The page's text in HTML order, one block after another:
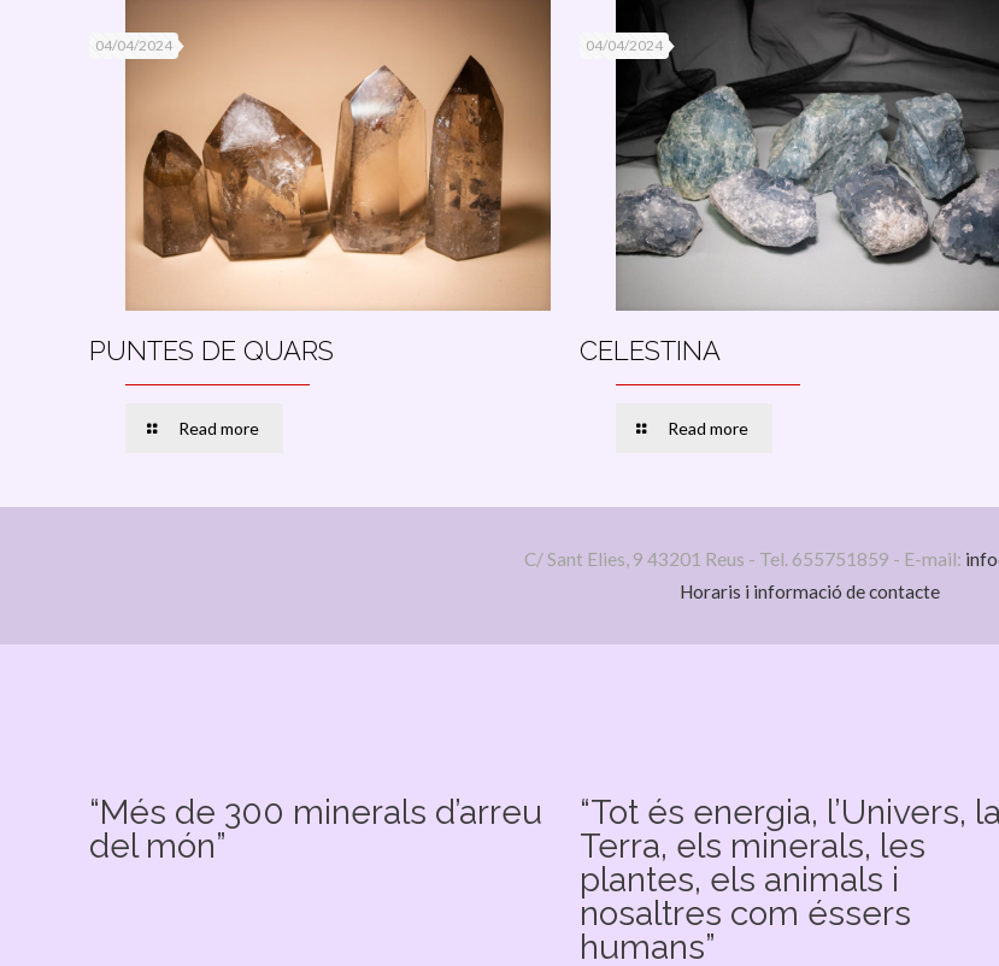
04/04/2024
PUNTES DE QUARS
Read more
04/04/2024
CELESTINA
Read more
C/ Sant Elies, 9 43201 Reus - Tel. 655751859 - E-mail:
Horaris i informació de contacte
“Més de 300 minerals d’arreu
del món”
“Tot és energia, l’Univers, la
Terra, els minerals, les
plantes, els animals i
nosaltres com éssers
humans”